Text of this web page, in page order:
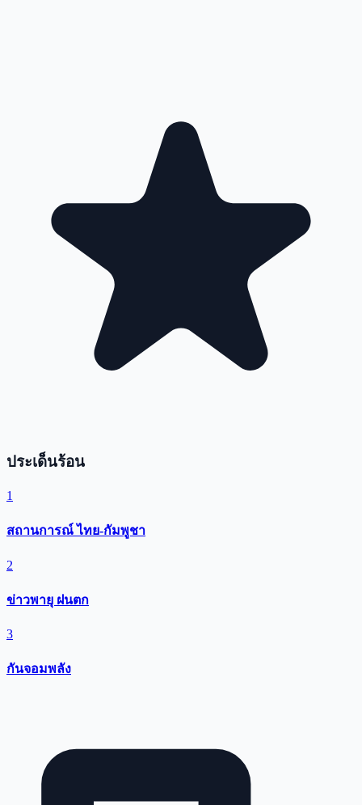
ประเด็นร้อน
1
สถานการณ์ ไทย-กัมพูชา
2
ข่าวพายุ ฝนตก
3
กันจอมพลัง